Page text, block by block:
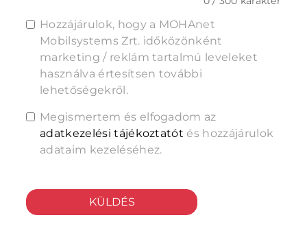
Hozzájárulok, hogy a MOHAnet
Mobilsystems Zrt. időközönként
marketing / reklám tartalmú leveleket
használva értesítsen további
lehetőségekről.
Megismertem és elfogadom az
adatkezelési tájékoztatót és hozzájárulok
adataim kezeléséhez.
KÜLDÉS